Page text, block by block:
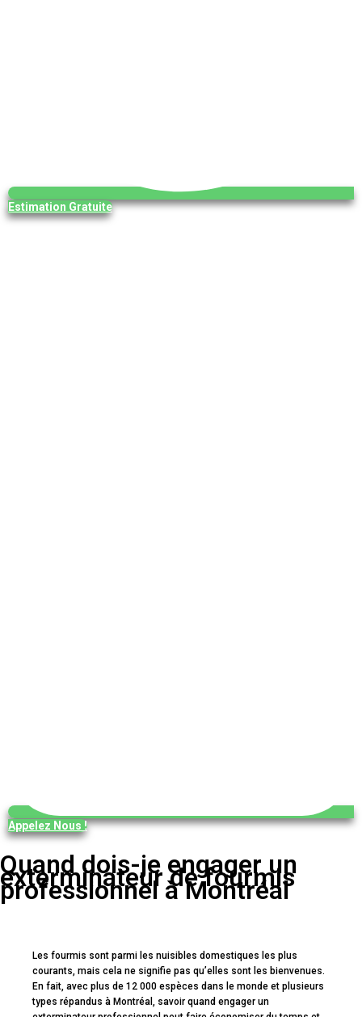
Estimation Gratuite
Appelez Nous !
Quand dois-je engager un
exterminateur de fourmis
professionnel à Montréal
Les fourmis sont parmi les nuisibles domestiques les plus
courants, mais cela ne signifie pas qu’elles sont les bienvenues.
En fait, avec plus de 12 000 espèces dans le monde et plusieurs
types répandus à Montréal, savoir quand engager un